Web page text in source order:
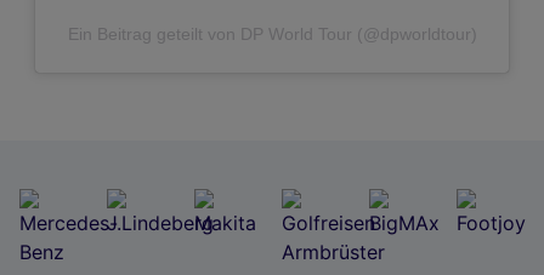
Ein Beitrag geteilt von DP World Tour (@dpworldtour)